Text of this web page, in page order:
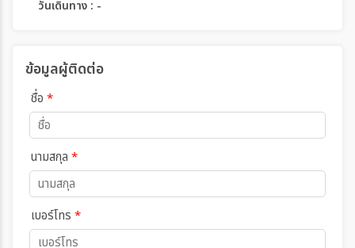
วันเดินทาง : -
ข้อมูลผู้ติดต่อ
ชื่อ *
นามสกุล *
เบอร์โทร *